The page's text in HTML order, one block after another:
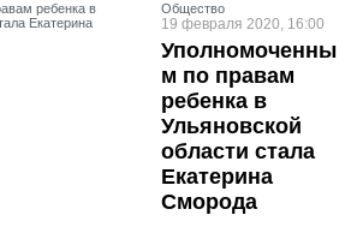
Общество
19 февраля 2020, 16:00
Уполномоченны
м по правам
ребенка в
Ульяновской
области стала
Екатерина
Сморода